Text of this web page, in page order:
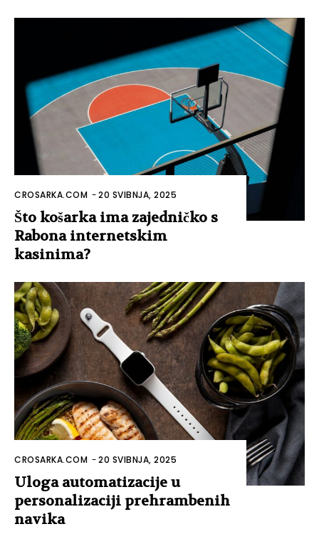
CROSARKA.COM -20 SVIBNJA, 2025
Što košarka ima zajedničko s
Rabona internetskim
kasinima?
CROSARKA.COM -20 SVIBNJA, 2025
Uloga automatizacije u
personalizaciji prehrambenih
navika